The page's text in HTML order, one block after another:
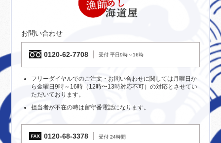
お問い合わせ
0120-62-7708 受付 平日9時～16時
フリーダイヤルでのご注文・お問い合わせに関しては月曜日か
ら金曜日9時～16時（12時〜13時対応不可）の対応とさせてい
ただいております。
担当者が不在の時は留守番電話になります。
0120-68-3378 受付 24時間